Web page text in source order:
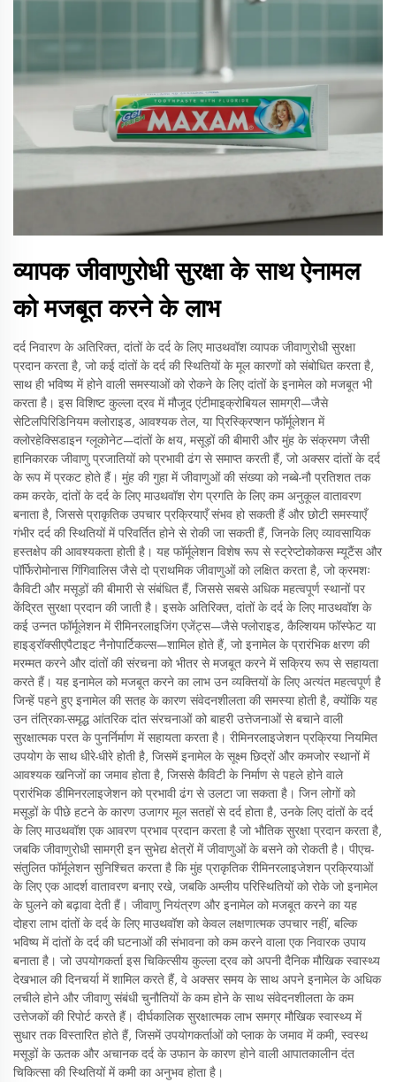
व्यापक जीवाणुरोधी सुरक्षा के साथ ऐनामल
को मजबूत करने के लाभ
दर्द निवारण के अतिरिक्त, दांतों के दर्द के लिए माउथवॉश व्यापक जीवाणुरोधी सुरक्षा
प्रदान करता है, जो कई दांतों के दर्द की स्थितियों के मूल कारणों को संबोधित करता है,
साथ ही भविष्य में होने वाली समस्याओं को रोकने के लिए दांतों के इनामेल को मजबूत भी
करता है। इस विशिष्ट कुल्ला द्रव में मौजूद एंटीमाइक्रोबियल सामग्री—जैसे
सेटिलपिरिडिनियम क्लोराइड, आवश्यक तेल, या प्रिस्क्रिप्शन फॉर्मूलेशन में
क्लोरहेक्सिडाइन ग्लूकोनेट—दांतों के क्षय, मसूड़ों की बीमारी और मुंह के संक्रमण जैसी
हानिकारक जीवाणु प्रजातियों को प्रभावी ढंग से समाप्त करती हैं, जो अक्सर दांतों के दर्द
के रूप में प्रकट होते हैं। मुंह की गुहा में जीवाणुओं की संख्या को नब्बे-नौ प्रतिशत तक
कम करके, दांतों के दर्द के लिए माउथवॉश रोग प्रगति के लिए कम अनुकूल वातावरण
बनाता है, जिससे प्राकृतिक उपचार प्रक्रियाएँ संभव हो सकती हैं और छोटी समस्याएँ
गंभीर दर्द की स्थितियों में परिवर्तित होने से रोकी जा सकती हैं, जिनके लिए व्यावसायिक
हस्तक्षेप की आवश्यकता होती है। यह फॉर्मूलेशन विशेष रूप से स्ट्रेप्टोकोकस म्यूटैंस और
पॉर्फिरोमोनास गिंगिवालिस जैसे दो प्राथमिक जीवाणुओं को लक्षित करता है, जो क्रमशः
कैविटी और मसूड़ों की बीमारी से संबंधित हैं, जिससे सबसे अधिक महत्वपूर्ण स्थानों पर
केंद्रित सुरक्षा प्रदान की जाती है। इसके अतिरिक्त, दांतों के दर्द के लिए माउथवॉश के
कई उन्नत फॉर्मूलेशन में रीमिनरलाइजिंग एजेंट्स—जैसे फ्लोराइड, कैल्शियम फॉस्फेट या
हाइड्रॉक्सीएपैटाइट नैनोपार्टिकल्स—शामिल होते हैं, जो इनामेल के प्रारंभिक क्षरण की
मरम्मत करने और दांतों की संरचना को भीतर से मजबूत करने में सक्रिय रूप से सहायता
करते हैं। यह इनामेल को मजबूत करने का लाभ उन व्यक्तियों के लिए अत्यंत महत्वपूर्ण है
जिन्हें पहने हुए इनामेल की सतह के कारण संवेदनशीलता की समस्या होती है, क्योंकि यह
उन तंत्रिका-समृद्ध आंतरिक दांत संरचनाओं को बाहरी उत्तेजनाओं से बचाने वाली
सुरक्षात्मक परत के पुनर्निर्माण में सहायता करता है। रीमिनरलाइजेशन प्रक्रिया नियमित
उपयोग के साथ धीरे-धीरे होती है, जिसमें इनामेल के सूक्ष्म छिद्रों और कमजोर स्थानों में
आवश्यक खनिजों का जमाव होता है, जिससे कैविटी के निर्माण से पहले होने वाले
प्रारंभिक डीमिनरलाइजेशन को प्रभावी ढंग से उलटा जा सकता है। जिन लोगों को
मसूड़ों के पीछे हटने के कारण उजागर मूल सतहों से दर्द होता है, उनके लिए दांतों के दर्द
के लिए माउथवॉश एक आवरण प्रभाव प्रदान करता है जो भौतिक सुरक्षा प्रदान करता है,
जबकि जीवाणुरोधी सामग्री इन सुभेद्य क्षेत्रों में जीवाणुओं के बसने को रोकती है। पीएच-
संतुलित फॉर्मूलेशन सुनिश्चित करता है कि मुंह प्राकृतिक रीमिनरलाइजेशन प्रक्रियाओं
के लिए एक आदर्श वातावरण बनाए रखे, जबकि अम्लीय परिस्थितियों को रोके जो इनामेल
के घुलने को बढ़ावा देती हैं। जीवाणु नियंत्रण और इनामेल को मजबूत करने का यह
दोहरा लाभ दांतों के दर्द के लिए माउथवॉश को केवल लक्षणात्मक उपचार नहीं, बल्कि
भविष्य में दांतों के दर्द की घटनाओं की संभावना को कम करने वाला एक निवारक उपाय
बनाता है। जो उपयोगकर्ता इस चिकित्सीय कुल्ला द्रव को अपनी दैनिक मौखिक स्वास्थ्य
देखभाल की दिनचर्या में शामिल करते हैं, वे अक्सर समय के साथ अपने इनामेल के अधिक
लचीले होने और जीवाणु संबंधी चुनौतियों के कम होने के साथ संवेदनशीलता के कम
उत्तेजकों की रिपोर्ट करते हैं। दीर्घकालिक सुरक्षात्मक लाभ समग्र मौखिक स्वास्थ्य में
सुधार तक विस्तारित होते हैं, जिसमें उपयोगकर्ताओं को प्लाक के जमाव में कमी, स्वस्थ
मसूड़ों के ऊतक और अचानक दर्द के उफान के कारण होने वाली आपातकालीन दंत
चिकित्सा की स्थितियों में कमी का अनुभव होता है।